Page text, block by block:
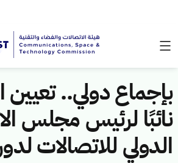
بإجماع دولي.. تعيين
نائبًا لرئيس مجلس
الدولي للاتصالات لدورة